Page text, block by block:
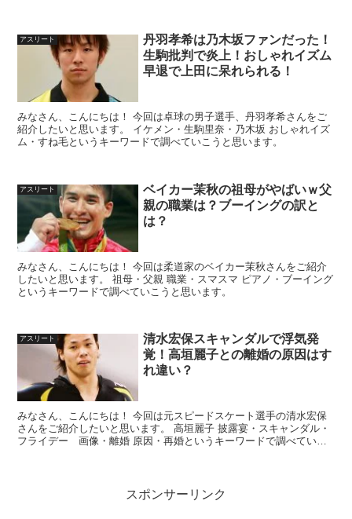
アスリート
丹羽孝希は乃木坂ファンだった！
生駒批判で炎上！おしゃれイズム
早退で上田に呆れられる！
みなさん、こんにちは！ 今回は卓球の男子選手、丹羽孝希さんをご
紹介したいと思います。 イケメン・生駒里奈・乃木坂 おしゃれイズ
ム・すね毛というキーワードで調べていこうと思います。
アスリート
ベイカー茉秋の祖母がやばいｗ父
親の職業は？ブーイングの訳と
は？
みなさん、こんにちは！ 今回は柔道家のベイカー茉秋さんをご紹介
したいと思います。 祖母・父親 職業・スマスマ ピアノ・ブーイング
というキーワードで調べていこうと思います。
アスリート
清水宏保スキャンダルで浮気発
覚！高垣麗子との離婚の原因はす
れ違い？
みなさん、こんにちは！ 今回は元スピードスケート選手の清水宏保
さんをご紹介したいと思います。 高垣麗子 披露宴・スキャンダル・
フライデー 画像・離婚 原因・再婚というキーワードで調べていこ
スポンサーリンク